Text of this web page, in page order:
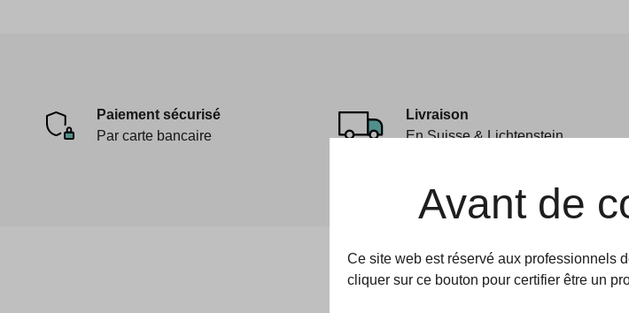
Avant de
Ce site web est réservé aux professionnels
cliquer sur ce bouton pour certifier être un
Paiement sécurisé
Par carte bancaire
Livraison
En Suisse & Lichtenstein